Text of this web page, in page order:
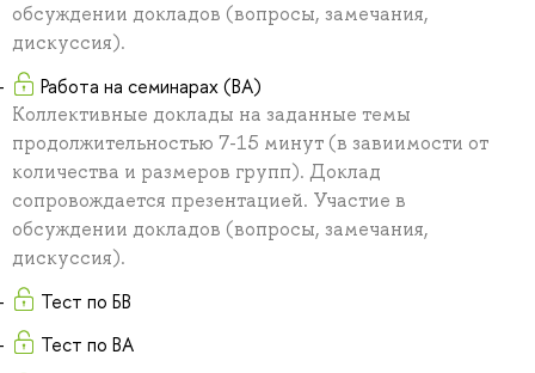
обсуждении докладов (вопросы, замечания,
дискуссия).
Работа на семинарах (ВА)
Коллективные доклады на заданные темы
продолжительностью 7-15 минут (в завиимости от
количества и размеров групп). Доклад
сопровождается презентацией. Участие в
обсуждении докладов (вопросы, замечания,
дискуссия).
Тест по БВ
Тест по ВА